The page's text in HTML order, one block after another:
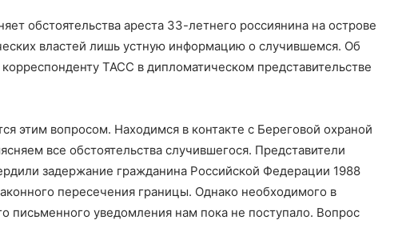
обстоятельства ареста 33-летнего россиянина на острове
властей лишь устную информацию о случившемся. Об
ТАСС в дипломатическом представительстве
этим вопросом. Находимся в контакте с Береговой охраной
все обстоятельства случившегося. Представители
задержание гражданина Российской Федерации 1988
пересечения границы. Однако необходимого в
письменного уведомления нам пока не поступало. Вопрос